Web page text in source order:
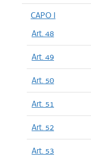
CAPO I
Art. 48
Art. 49
Art. 50
Art. 51
Art. 52
Art. 53